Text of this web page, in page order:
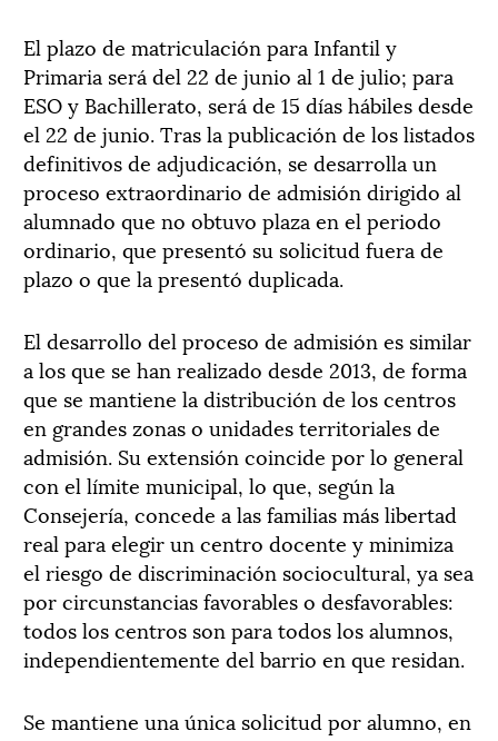
El plazo de matriculación para Infantil y
Primaria será del 22 de junio al 1 de julio; para
ESO y Bachillerato, será de 15 días hábiles desde
el 22 de junio. Tras la publicación de los listados
definitivos de adjudicación, se desarrolla un
proceso extraordinario de admisión dirigido al
alumnado que no obtuvo plaza en el periodo
ordinario, que presentó su solicitud fuera de
plazo o que la presentó duplicada.
El desarrollo del proceso de admisión es similar
a los que se han realizado desde 2013, de forma
que se mantiene la distribución de los centros
en grandes zonas o unidades territoriales de
admisión. Su extensión coincide por lo general
con el límite municipal, lo que, según la
Consejería, concede a las familias más libertad
real para elegir un centro docente y minimiza
el riesgo de discriminación sociocultural, ya sea
por circunstancias favorables o desfavorables:
todos los centros son para todos los alumnos,
independientemente del barrio en que residan.
Se mantiene una única solicitud por alumno, en